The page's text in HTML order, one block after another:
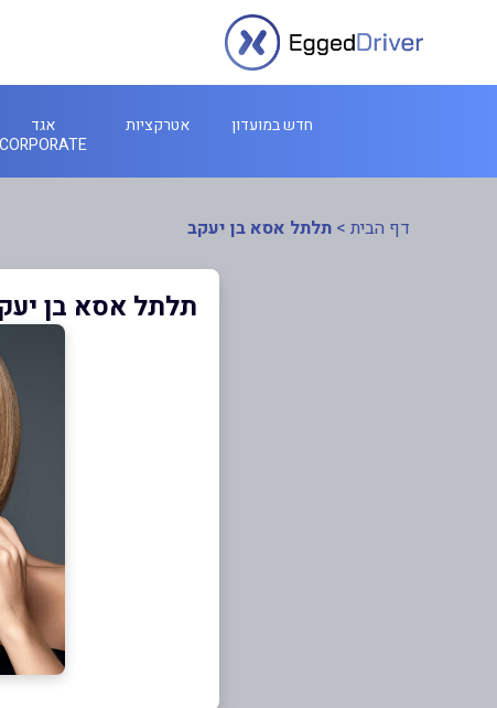
חדש במועדון אטרקציות
אגד
CORPORATE
דף הבית > תלתל אסא בן יעקב
תלתל אסא בן